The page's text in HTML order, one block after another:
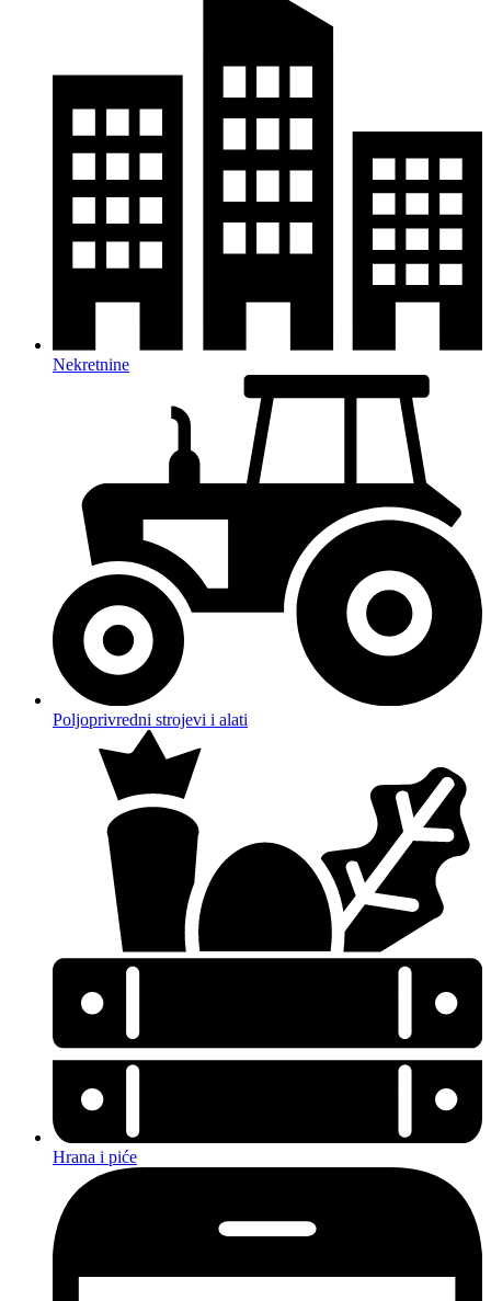
Nekretnine
Poljoprivredni strojevi i alati
Hrana i piće